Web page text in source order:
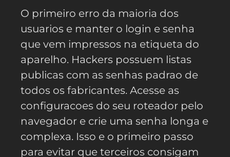
O primeiro erro da maioria dos
usuarios e manter o login e senha
que vem impressos na etiqueta do
aparelho. Hackers possuem listas
publicas com as senhas padrao de
todos os fabricantes. Acesse as
configuracoes do seu roteador pelo
navegador e crie uma senha longa e
complexa. Isso e o primeiro passo
para evitar que terceiros consigam